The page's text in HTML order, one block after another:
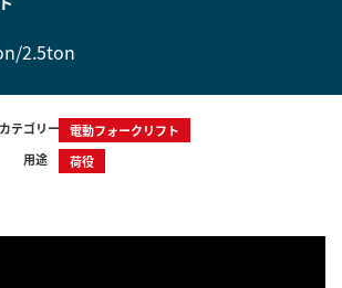
2.5ton
テゴリー
電動フォークリフト
用途
荷役